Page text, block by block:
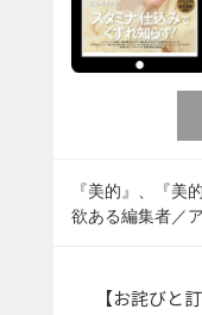
『美的』、『美
欲ある編集者／
【お詫びと訂